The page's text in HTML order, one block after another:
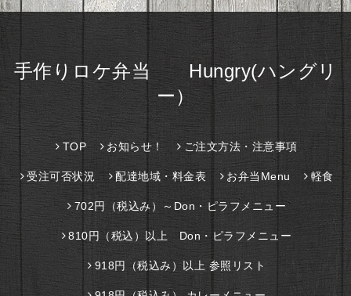
手作りロケ弁当 Hungry(ハングリ
ー）
TOP お知らせ！ ご注文方法・注意事項
受注可否状況 配達地域・料金表 お弁当Menu 軽食
702円（税込み）～Don・ピラフメニュー
810円（税込）以上 Don・ピラフメニュー
918円（税込み）以上 参照リスト